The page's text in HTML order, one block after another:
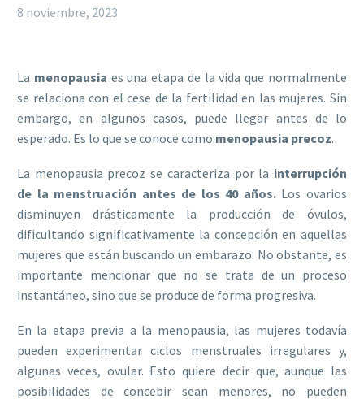
8 noviembre, 2023
La menopausia es una etapa de la vida que normalmente
se relaciona con el cese de la fertilidad en las mujeres. Sin
embargo, en algunos casos, puede llegar antes de lo
esperado. Es lo que se conoce como menopausia precoz.
La menopausia precoz se caracteriza por la interrupción
de la menstruación antes de los 40 años. Los ovarios
disminuyen drásticamente la producción de óvulos,
dificultando significativamente la concepción en aquellas
mujeres que están buscando un embarazo. No obstante, es
importante mencionar que no se trata de un proceso
instantáneo, sino que se produce de forma progresiva.
En la etapa previa a la menopausia, las mujeres todavía
pueden experimentar ciclos menstruales irregulares y,
algunas veces, ovular. Esto quiere decir que, aunque las
posibilidades de concebir sean menores, no pueden